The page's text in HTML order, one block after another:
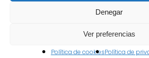
Denegar
Ver preferencias
Política de cookiesPolítica de
Internacional de Teatro Clásico de
Criterios de selección, exhibición